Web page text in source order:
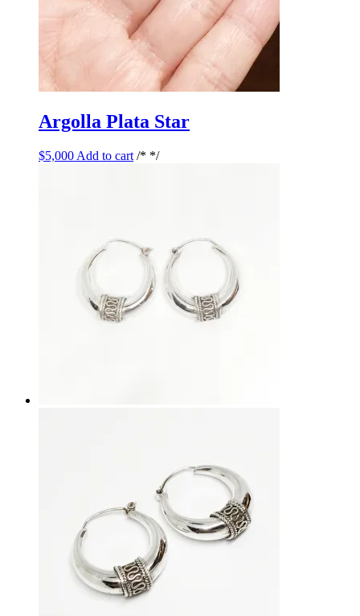
Argolla Plata Star
$5,000 Add to cart /* */